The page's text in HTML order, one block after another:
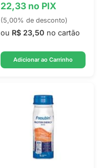
22,33 no PIX
(5,00% de desconto)
ou R$ 23,50 no cartão
Adicionar ao Carrinho